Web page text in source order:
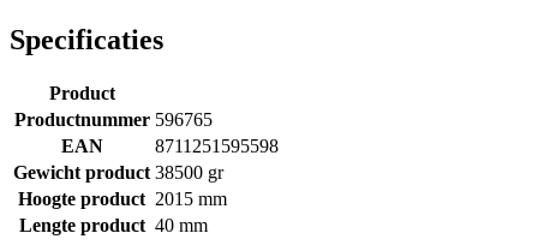
Specificaties
Product
Productnummer 596765
EAN
8711251595598
Gewicht product 38500 gr
Hoogte product 2015 mm
Lengte product 40 mm